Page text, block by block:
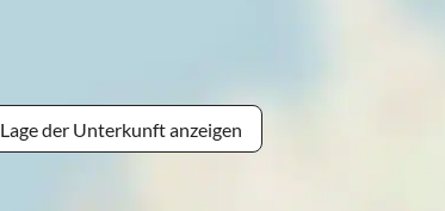
Lage der Unterkunft anzeigen